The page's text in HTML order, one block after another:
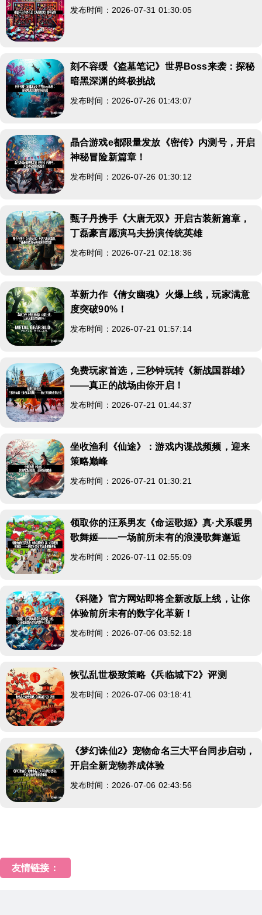
发布时间：2026-07-31 01:30:05
刻不容缓《盗墓笔记》世界Boss来袭：探秘
暗黑深渊的终极挑战
发布时间：2026-07-26 01:43:07
晶合游戏e都限量发放《密传》内测号，开启
神秘冒险新篇章！
发布时间：2026-07-26 01:30:12
甄子丹携手《大唐无双》开启古装新篇章，
丁磊豪言愿演马夫扮演传统英雄
发布时间：2026-07-21 02:18:36
革新力作《倩女幽魂》火爆上线，玩家满意
度突破90%！
发布时间：2026-07-21 01:57:14
免费玩家首选，三秒钟玩转《新战国群雄》
——真正的战场由你开启！
发布时间：2026-07-21 01:44:37
坐收渔利《仙途》：游戏内谍战频频，迎来
策略巅峰
发布时间：2026-07-21 01:30:21
领取你的汪系男友《命运歌姬》真·犬系暖男
歌舞姬——一场前所未有的浪漫歌舞邂逅
发布时间：2026-07-11 02:55:09
《科隆》官方网站即将全新改版上线，让你
体验前所未有的数字化革新！
发布时间：2026-07-06 03:52:18
恢弘乱世极致策略《兵临城下2》评测
发布时间：2026-07-06 03:18:41
《梦幻诛仙2》宠物命名三大平台同步启动，
开启全新宠物养成体验
发布时间：2026-07-06 02:43:56
友情链接：